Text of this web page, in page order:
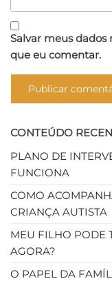
Salvar meus dados
que eu comentar.
CONTEÚDO
PLANO DE
FUNCIONA
COMO
CRIANÇA AUTISTA
MEU FILHO PODE
AGORA?
O PAPEL DA